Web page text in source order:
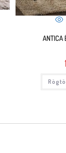
ANTICA